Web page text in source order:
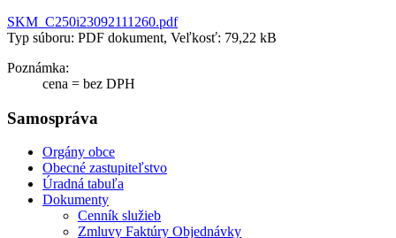
SKM_C250i23092111260.pdf
Typ súboru: PDF dokument, Veľkosť: 79,22 kB
Poznámka:
cena = bez DPH
Samospráva
Orgány obce
Obecné zastupiteľstvo
Úradná tabuľa
Dokumenty
Cenník služieb
Zmluvy Faktúry Objednávky